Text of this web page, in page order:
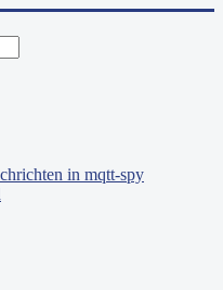
in mqtt-spy